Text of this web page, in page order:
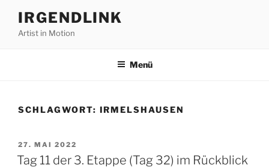
Inhalt
springen
IRGENDLINK
Artist in Motion
Menü
SCHLAGWORT: IRMELSHAUSEN
VERÖFFENTLICHT
AM
27. MAI 2022
Tag 11 der 3. Etappe (Tag 32) im Rückblick